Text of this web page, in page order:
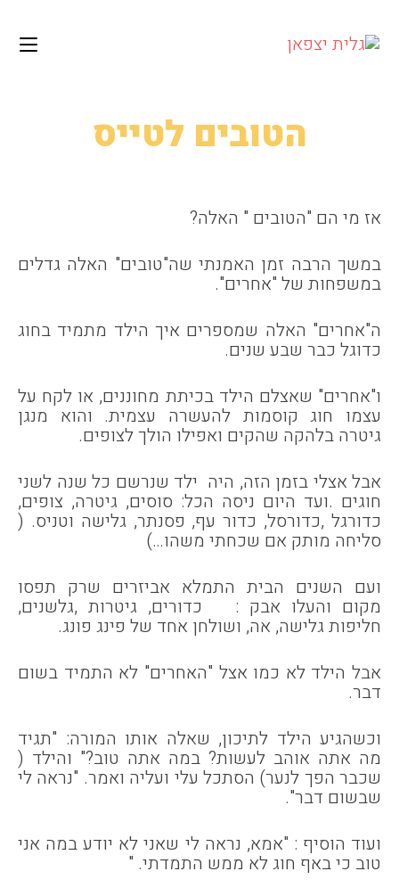
content
הטובים לטייס
אז מי הם "הטובים " האלה?
במשך הרבה זמן האמנתי שה"טובים" האלה גדלים
במשפחות של "אחרים".
ה"אחרים" האלה שמספרים איך הילד מתמיד בחוג
כדוגל כבר שבע שנים.
ו"אחרים" שאצלם הילד בכיתת מחוננים, או לקח על
עצמו חוג קוסמות להעשרה עצמית. והוא מנגן
גיטרה בלהקה שהקים ואפילו הולך לצופים.
אבל אצלי בזמן הזה, היה ילד שנרשם כל שנה לשני
חוגים .ועד היום ניסה הכל: סוסים, גיטרה, צופים,
כדורגל ,כדורסל, כדור עף, פסנתר, גלישה וטניס. (
סליחה מותק אם שכחתי משהו…)
ועם השנים הבית התמלא אביזרים שרק תפסו
מקום והעלו אבק : כדורים, גיטרות ,גלשנים,
חליפות גלישה, אה, ושולחן אחד של פינג פונג.
אבל הילד לא כמו אצל "האחרים" לא התמיד בשום
דבר.
וכשהגיע הילד לתיכון, שאלה אותו המורה: "תגיד
מה אתה אוהב לעשות? במה אתה טוב?" והילד (
שכבר הפך לנער) הסתכל עלי ועליה ואמר. "נראה לי
שבשום דבר".
ועוד הוסיף : "אמא, נראה לי שאני לא יודע במה אני
טוב כי באף חוג לא ממש התמדתי. "